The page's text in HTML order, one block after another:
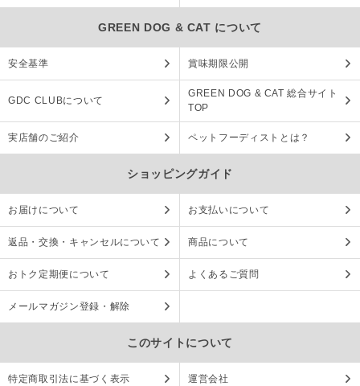
GREEN DOG & CAT について
安全基準 賞味期限公開
GDC CLUBについて
GREEN DOG & CAT 総合サイト
TOP
実店舗のご紹介 ペットフーディストとは？
ショッピングガイド
お届けについて お支払いについて
返品・交換・キャンセルについて 商品について
おトク定期便について よくあるご質問
メールマガジン登録・解除
このサイトについて
特定商取引法に基づく表示 運営会社